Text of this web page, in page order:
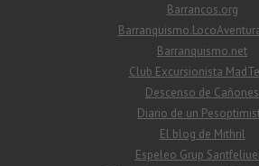
Barrancos.org
Barranquismo.net
Club Excursionista
Descenso de Cañones
Diario de un
El blog de Mithril
Espeleo Grup